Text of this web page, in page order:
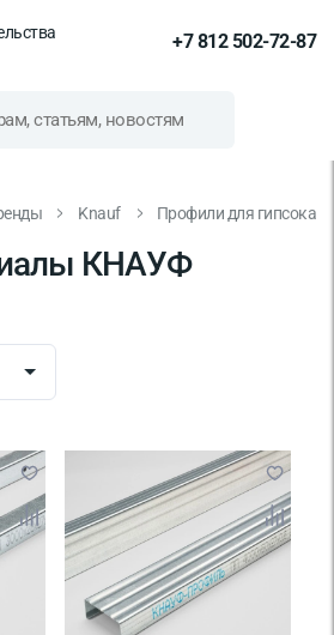
+7 812 502-72-87
Knauf Профили для
КНАУФ